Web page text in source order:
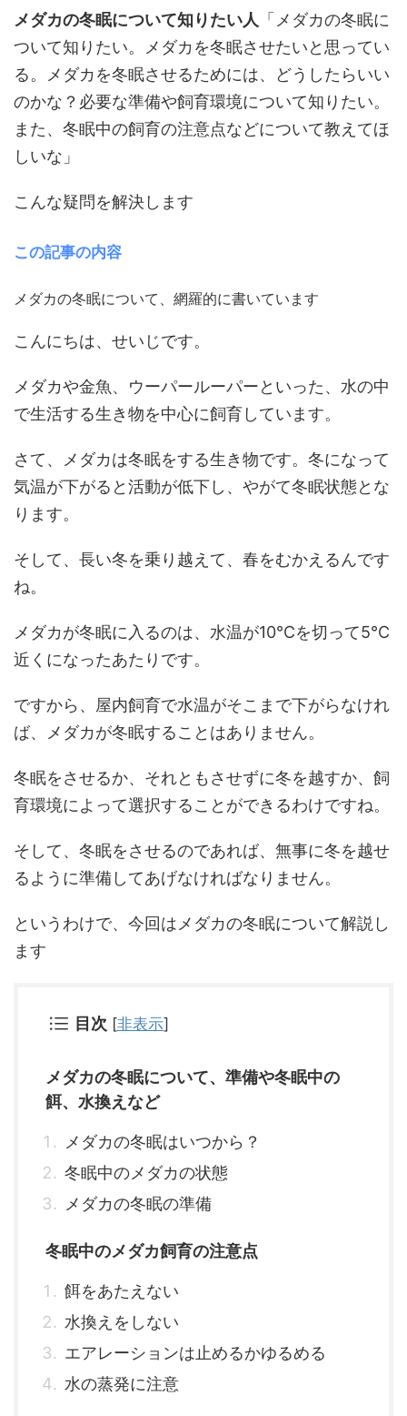
メダカの冬眠について知りたい人 「メダカの冬眠に
ついて知りたい。メダカを冬眠させたいと思ってい
る。メダカを冬眠させるためには、どうしたらいい
のかな？必要な準備や飼育環境について知りたい。
また、冬眠中の飼育の注意点などについて教えてほ
しいな」
こんな疑問を解決します
この記事の内容
メダカの冬眠について、網羅的に書いています
こんにちは、せいじです。
メダカや金魚、ウーパールーパーといった、水の中
で生活する生き物を中心に飼育しています。
さて、メダカは冬眠をする生き物です。冬になって
気温が下がると活動が低下し、やがて冬眠状態とな
ります。
そして、長い冬を乗り越えて、春をむかえるんです
ね。
メダカが冬眠に入るのは、水温が10℃を切って5℃
近くになったあたりです。
ですから、屋内飼育で水温がそこまで下がらなけれ
ば、メダカが冬眠することはありません。
冬眠をさせるか、それともさせずに冬を越すか、飼
育環境によって選択することができるわけですね。
そして、冬眠をさせるのであれば、無事に冬を越せ
るように準備してあげなければなりません。
というわけで、今回はメダカの冬眠について解説し
ます
目次 [非表示]
メダカの冬眠について、準備や冬眠中の
餌、水換えなど
メダカの冬眠はいつから？
冬眠中のメダカの状態
メダカの冬眠の準備
冬眠中のメダカ飼育の注意点
餌をあたえない
水換えをしない
エアレーションは止めるかゆるめる
水の蒸発に注意